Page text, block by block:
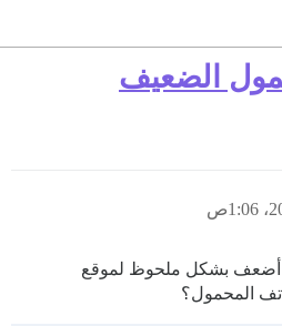
الضعيف
أضعف بشكل ملحوظ لموقع